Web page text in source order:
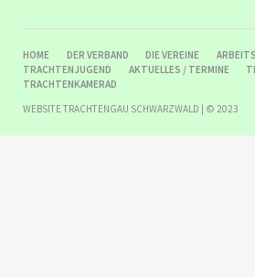
NAVIGATION
ÜBERSPRINGEN
HOME DER VERBAND DIE VEREINE
TRACHTENJUGEND
AKTUELLES / TERMINE
TRACHTENKAMERAD
WEBSITE TRACHTENGAU SCHWARZWALD | © 2023